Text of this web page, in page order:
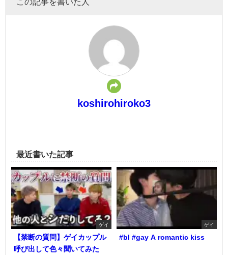
この記事を書いた人
koshirohiroko3
最近書いた記事
ゲイ
【禁断の質問】ゲイカップル
呼び出して色々聞いてみた
ゲイ
#bl #gay A romantic kiss